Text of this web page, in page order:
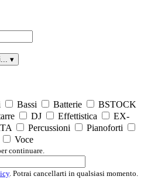
▾
Bassi Batterie
BSTOCK
DJ Effettistica
EX-
Percussioni
Pianoforti
Voce
continuare.
. Potrai cancellarti in qualsiasi momento.